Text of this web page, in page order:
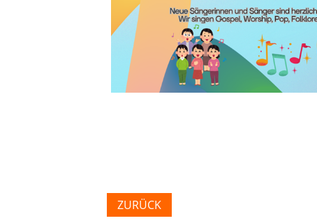
ZURÜCK